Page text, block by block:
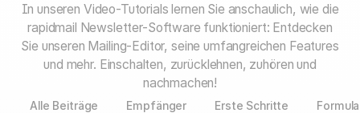
In unseren Video-Tutorials lernen Sie anschaulich, wie die
rapidmail Newsletter-Software funktioniert: Entdecken
Sie unseren Mailing-Editor, seine umfangreichen Features
und mehr. Einschalten, zurücklehnen, zuhören und
nachmachen!
Alle Beiträge Empfänger Erste Schritte